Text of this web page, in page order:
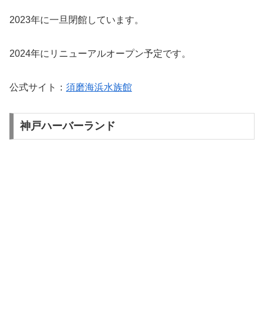
2023年に一旦閉館しています。
2024年にリニューアルオープン予定です。
公式サイト： 須磨海浜水族館
神戸ハーバーランド